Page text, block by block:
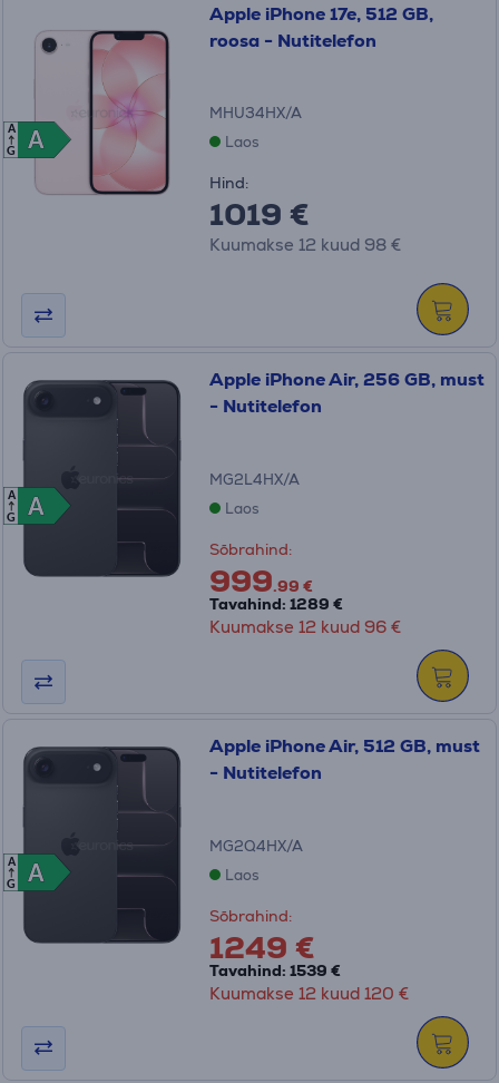
A
A
A
G
Apple iPhone 17e, 512 GB,
roosa - Nutitelefon
MHU34HX/A
Laos
Hind:
1019 €
Kuumakse 12 kuud 98 €
A
A
A
G
Apple iPhone Air, 256 GB, must
- Nutitelefon
MG2L4HX/A
Laos
Sõbrahind:
999.99 €
Tavahind: 1289 €
Kuumakse 12 kuud 96 €
A
A
A
G
Apple iPhone Air, 512 GB, must
- Nutitelefon
MG2Q4HX/A
Laos
Sõbrahind:
1249 €
Tavahind: 1539 €
Kuumakse 12 kuud 120 €